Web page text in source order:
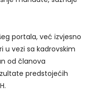
portala, već izvjesno
u vezi sa kadrovskim
od članova
predstojećih